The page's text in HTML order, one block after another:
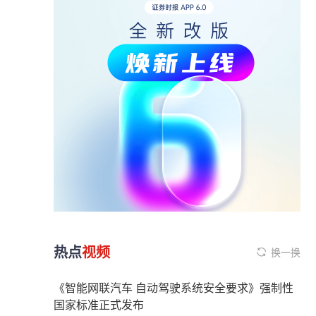
热点视频 换一换
《智能网联汽车 自动驾驶系统安全要求》强制性
国家标准正式发布